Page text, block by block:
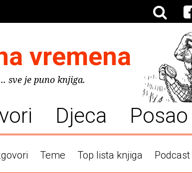
vremena
sve je puno knjiga.
Djeca Posao
Teme Top lista knjiga Podcast